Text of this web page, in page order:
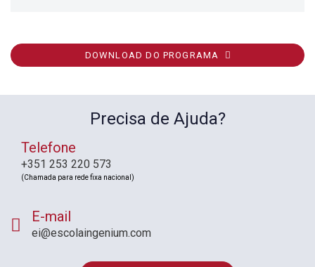
DOWNLOAD DO PROGRAMA
Precisa de Ajuda?
Telefone
+351 253 220 573
(Chamada para rede fixa nacional)
E-mail
ei@escolaingenium.com